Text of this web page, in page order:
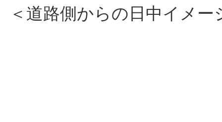
＜道路側からの日中イメー